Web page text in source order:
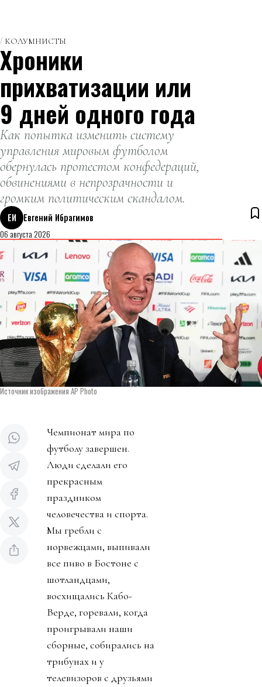
КОЛУМНИСТЫ
Хроники
прихватизации или
9 дней одного года
Как попытка изменить систему
управления мировым футболом
обернулась протестом конфедераций,
обвинениями в непрозрачности и
громким политическим скандалом.
ЕИ
Евгений Ибрагимов
06 августа 2026
Источник изображения AP Photo
Чемпионат мира по
футболу завершен.
Люди сделали его
прекрасным
праздником
человечества и спорта.
Мы гребли с
норвежцами, выпивали
все пиво в Бостоне с
шотландцами,
восхищались Кабо-
Верде, горевали, когда
проигрывали наши
сборные, собирались на
трибунах и у
телевизоров с друзьями